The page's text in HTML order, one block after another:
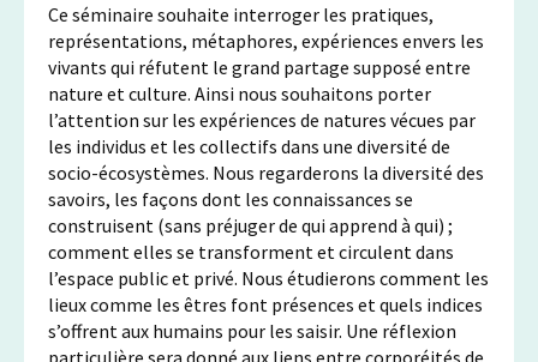
Ce séminaire souhaite interroger les pratiques,
représentations, métaphores, expériences envers les
vivants qui réfutent le grand partage supposé entre
nature et culture. Ainsi nous souhaitons porter
l’attention sur les expériences de natures vécues par
les individus et les collectifs dans une diversité de
socio-écosystèmes. Nous regarderons la diversité des
savoirs, les façons dont les connaissances se
construisent (sans préjuger de qui apprend à qui) ;
comment elles se transforment et circulent dans
l’espace public et privé. Nous étudierons comment les
lieux comme les êtres font présences et quels indices
s’offrent aux humains pour les saisir. Une réflexion
particulière sera donné aux liens entre corporéités de